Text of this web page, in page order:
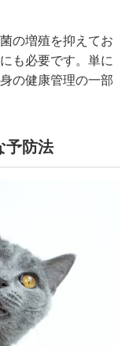
の増殖を抑えてお
も必要です。単に
の健康管理の一部
予防法